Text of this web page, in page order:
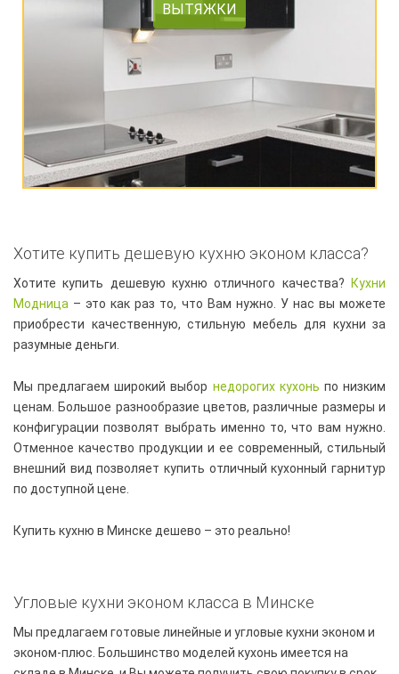
ВЫТЯЖКИ
Хотите купить дешевую кухню эконом класса?
Хотите купить дешевую кухню отличного качества?
Кухни
Модница – это как раз то, что Вам нужно. У нас вы можете
приобрести качественную, стильную мебель для кухни за
разумные деньги.
Мы предлагаем широкий выбор недорогих кухонь по низким
ценам. Большое разнообразие цветов, различные размеры и
конфигурации позволят выбрать именно то, что вам нужно.
Отменное качество продукции и ее современный, стильный
внешний вид позволяет купить отличный кухонный гарнитур
по доступной цене.
Купить кухню в Минске дешево – это реально!
Угловые кухни эконом класса в Минске
Мы предлагаем готовые линейные и угловые кухни эконом и
эконом-плюс. Большинство моделей кухонь имеется на